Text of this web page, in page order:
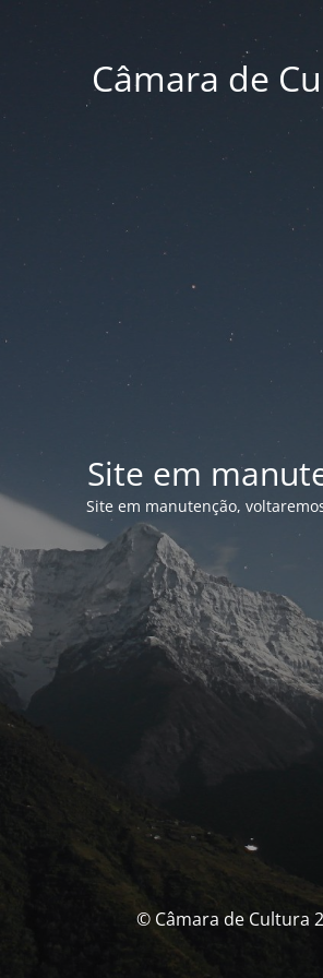
Câmara de
Site em
Site em manutenção,
© Câmara de Cultura